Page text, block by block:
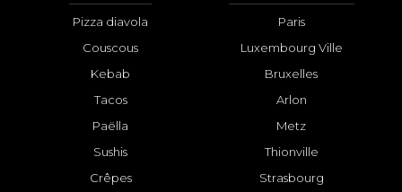
Pizza diavola
Couscous
Kebab
Tacos
Paëlla
Sushis
Crêpes
Paris
Luxembourg Ville
Bruxelles
Arlon
Metz
Thionville
Strasbourg